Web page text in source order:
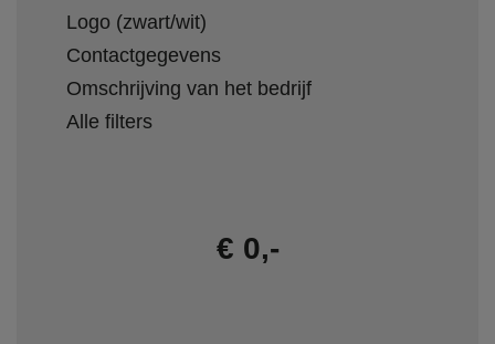
Logo (zwart/wit)
Contactgegevens
Omschrijving van het bedrijf
Alle filters
€ 0,-